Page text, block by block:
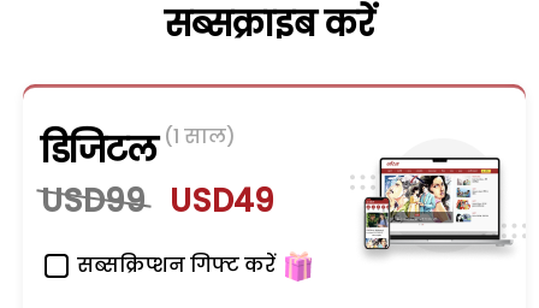
सब्सक्राइब करें
डिजिटल (1 साल)
USD99 USD49
सब्सक्रिप्शन गिफ्ट करें